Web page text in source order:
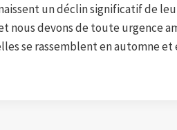
un déclin significatif de
nous devons de toute urgence
se rassemblent en automne et